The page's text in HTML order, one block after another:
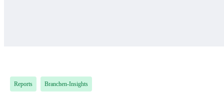
Reports Branchen-Insights